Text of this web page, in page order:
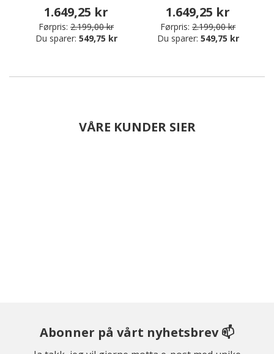
1.649,25 kr
Førpris: 2.199,00 kr
Du sparer: 549,75 kr
1.649,25 kr
Førpris: 2.199,00 kr
Du sparer: 549,75 kr
VÅRE KUNDER SIER
Abonner på vårt nyhetsbrev 📫